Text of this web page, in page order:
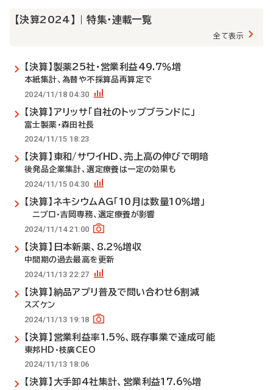
【決算2024】 | 特集・連載一覧
全て表示
【決算】製薬25社・営業利益49.7％増
本紙集計、為替や不採算品再算定で
2024/11/18 04:30
【決算】アリッサ「自社のトップブランドに」
富士製薬・森田社長
2024/11/15 18:23
【決算】東和/サワイHD、売上高の伸びで明暗
後発品企業集計、選定療養は一定の効果も
2024/11/15 04:30
【決算】ネキシウムAG「10月は数量10％増」
ニプロ・吉岡専務、選定療養が影響
2024/11/14 21:00
【決算】日本新薬、8.2％増収
中間期の過去最高を更新
2024/11/13 22:27
【決算】納品アプリ普及で問い合わせ6割減
スズケン
2024/11/13 19:18
【決算】営業利益率1.5％、既存事業で達成可能
東邦HD・枝廣CEO
2024/11/13 18:06
【決算】大手卸4社集計、営業利益17.6％増